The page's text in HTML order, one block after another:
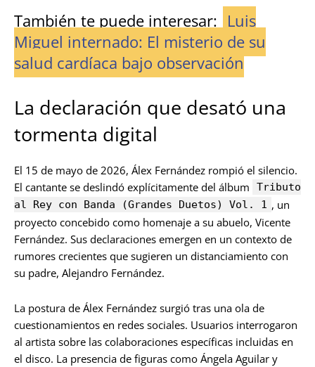
También te puede interesar: Luis
Miguel internado: El misterio de su
salud cardíaca bajo observación
La declaración que desató una
tormenta digital
El 15 de mayo de 2026, Álex Fernández rompió el silencio.
El cantante se deslindó explícitamente del álbum
Tributo
al Rey con Banda (Grandes Duetos) Vol. 1 , un
proyecto concebido como homenaje a su abuelo, Vicente
Fernández. Sus declaraciones emergen en un contexto de
rumores crecientes que sugieren un distanciamiento con
su padre, Alejandro Fernández.
La postura de Álex Fernández surgió tras una ola de
cuestionamientos en redes sociales. Usuarios interrogaron
al artista sobre las colaboraciones específicas incluidas en
el disco. La presencia de figuras como Ángela Aguilar y